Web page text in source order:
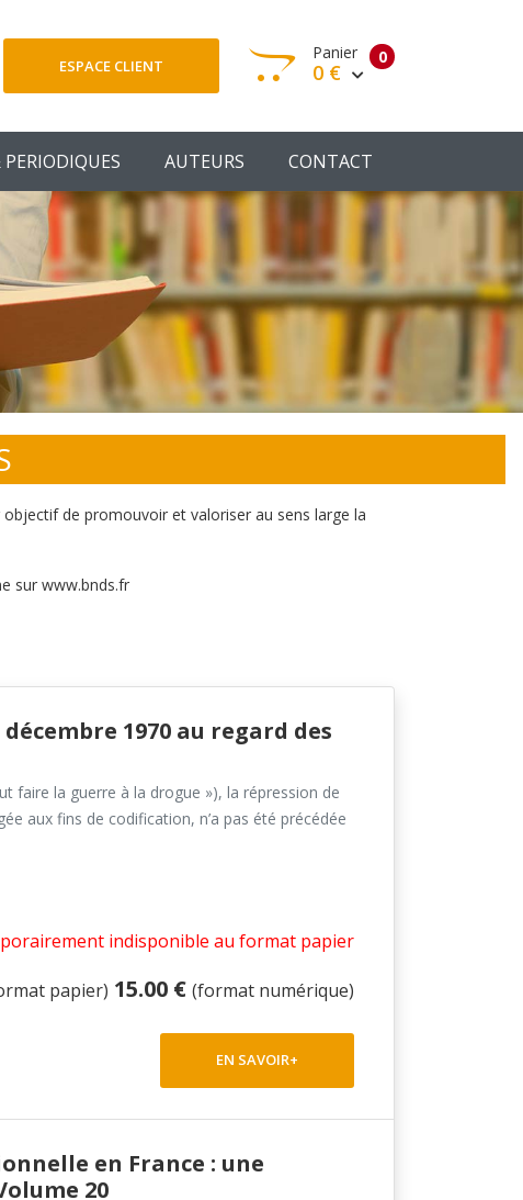
ESPACE CLIENT 0
Panier
0 €
Votre panier est vide
Votre Panier
PERIODIQUES AUTEURS CONTACT
de promouvoir et valoriser au sens large la
sur www.bnds.fr
1970 au regard des
faire la guerre à la drogue »), la répression de
aux fins de codification, n’a pas été précédée
indisponible au format papier
papier) 15.00 € (format numérique)
EN SAVOIR+
en France : une
20